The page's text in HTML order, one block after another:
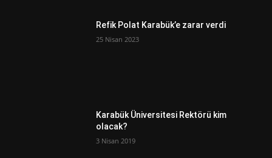
Refik Polat Karabük’e zarar verdi
25 Nisan 2023
Karabük Üniversitesi Rektörü kim
olacak?
3 Nisan 2019